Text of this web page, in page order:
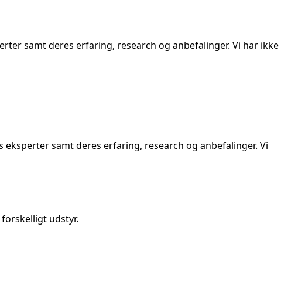
samt deres erfaring, research og anbefalinger. Vi har ikke
samt deres erfaring, research og anbefalinger. Vi
udstyr.